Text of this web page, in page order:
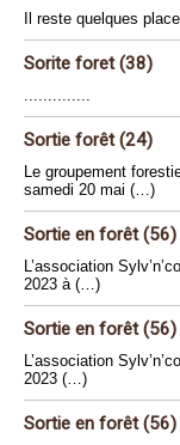
Il reste quelques
Sorite foret (38)
..............
Sortie forêt (24)
Le groupement
samedi 20 mai (…)
Sortie en forêt (56)
L’association
2023 à (…)
Sortie en forêt (56)
L’association
2023 (…)
Sortie en forêt (56)